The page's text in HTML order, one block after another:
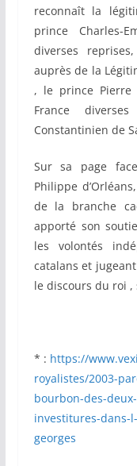
reconnaît la
prince Charles-
diverses
auprès de la
, le prince Pierre
France
Constantinien de
Sur sa page
Philippe
de la branche
apporté son
les volontés
catalans et
le discours du roi ,
* : https://
royalistes/2003-
bourbon-des-
investitures-dans-
georges